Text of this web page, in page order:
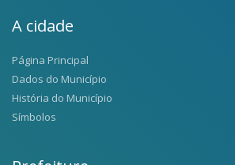
A cidade
Página Principal
Dados do Município
História do Município
Símbolos